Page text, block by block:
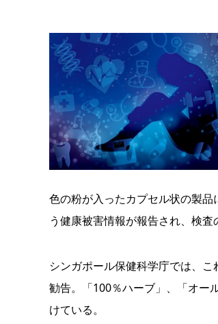
色の粉が入ったカプセル状の製
う健康被害情報が報告され、検
シンガポール保健科学庁では、
勧告。「100％ハーブ」、「オー
けている。